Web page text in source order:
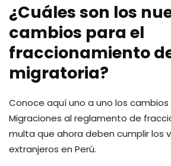
¿Cuáles son los
cambios para el
fraccionamiento
migratoria?
Conoce aquí uno a uno los
Migraciones al reglamento de
multa que ahora deben cumplir los
extranjeros en Perú.